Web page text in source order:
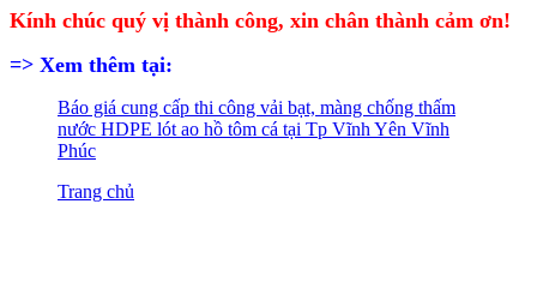
Kính chúc quý vị thành công, xin chân thành cảm ơn!
=> Xem thêm tại:
Báo giá cung cấp thi công vải bạt, màng chống thấm
nước HDPE lót ao hồ tôm cá tại Tp Vĩnh Yên Vĩnh
Phúc
Trang chủ